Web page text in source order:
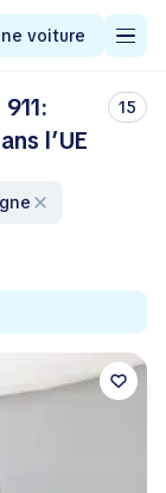
voiture
l’UE
15